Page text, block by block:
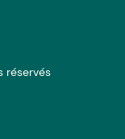
réservés